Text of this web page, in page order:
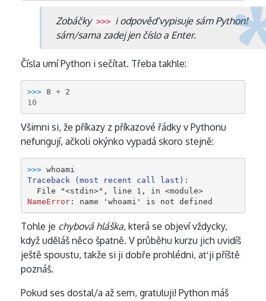
Zobáčky >>> i odpověď vypisuje sám Python!
sám/sama zadej jen číslo a Enter.
Čísla umí Python i sečítat. Třeba takhle:
>>> 8 +
2
10
Všimni si, že příkazy z příkazové řádky v Pythonu
nefungují, ačkoli okýnko vypadá skoro stejně:
>>> whoami
Traceback (most recent call last):
  File
"<stdin>" , line 1 , in <module>
NameError: name 'whoami' is not defined
Tohle je chybová hláška, která se objeví vždycky,
když uděláš něco špatně. V průběhu kurzu jich uvidíš
ještě spoustu, takže si ji dobře prohlédni, ať ji příště
poznáš.
Pokud ses dostal/a až sem, gratuluji! Python máš